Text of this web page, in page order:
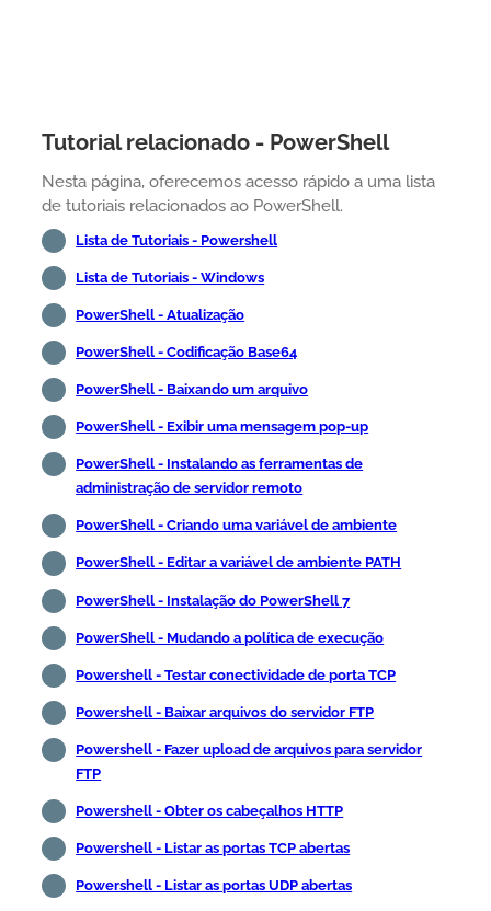
Tutorial relacionado - PowerShell
Nesta página, oferecemos acesso rápido a uma lista
de tutoriais relacionados ao PowerShell.
Lista de Tutoriais - Powershell
Lista de Tutoriais - Windows
PowerShell - Atualização
PowerShell - Codificação Base64
PowerShell - Baixando um arquivo
PowerShell - Exibir uma mensagem pop-up
PowerShell - Instalando as ferramentas de
administração de servidor remoto
PowerShell - Criando uma variável de ambiente
PowerShell - Editar a variável de ambiente PATH
PowerShell - Instalação do PowerShell 7
PowerShell - Mudando a política de execução
Powershell - Testar conectividade de porta TCP
Powershell - Baixar arquivos do servidor FTP
Powershell - Fazer upload de arquivos para servidor
FTP
Powershell - Obter os cabeçalhos HTTP
Powershell - Listar as portas TCP abertas
Powershell - Listar as portas UDP abertas